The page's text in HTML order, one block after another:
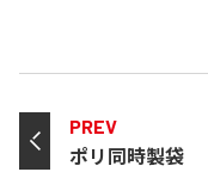
PREV
ポリ同時製袋